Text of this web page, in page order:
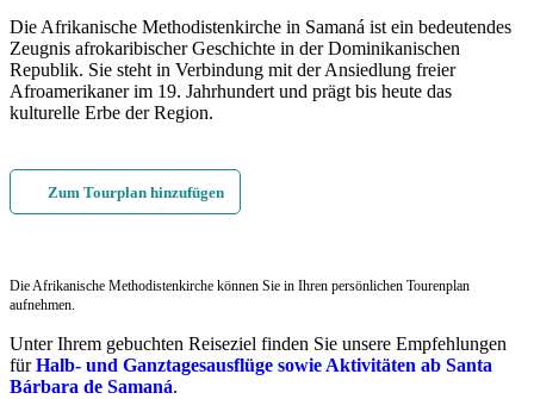
Die Afrikanische Methodistenkirche in Samaná ist ein bedeutendes
Zeugnis afrokaribischer Geschichte in der Dominikanischen
Republik. Sie steht in Verbindung mit der Ansiedlung freier
Afroamerikaner im 19. Jahrhundert und prägt bis heute das
kulturelle Erbe der Region.
Zum Tourplan hinzufügen
Die Afrikanische Methodistenkirche können Sie in Ihren persönlichen Tourenplan
aufnehmen.
Unter Ihrem gebuchten Reiseziel finden Sie unsere Empfehlungen
fürHalb- und Ganztagesausflüge sowie Aktivitäten ab Santa
Bárbara de Samaná.